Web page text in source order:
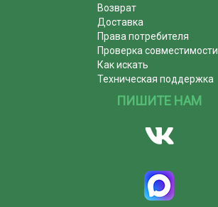
Возврат
Доставка
Права потребителя
Проверка совместимости
Как искать
Техническая поддержка
ПИШИТЕ НАМ